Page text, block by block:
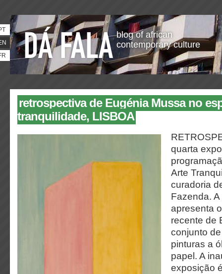
blog of african
contemporary culture
retrospectiva de Eugénia Mussa no
tranquilidade, LISBOA
quarta
Arte
curadoria
Fazenda.
apresenta
recente de
conjunto
pinturas a
papel. A
exposição